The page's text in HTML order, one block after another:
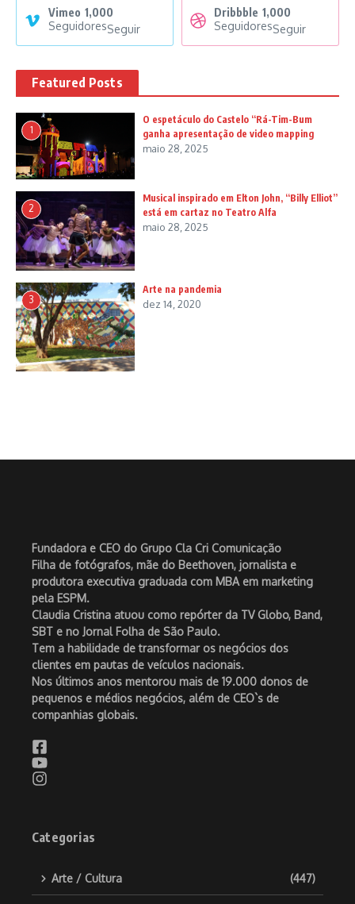
Vimeo 1,000
SeguidoresSeguir
Dribbble 1,000
SeguidoresSeguir
Featured Posts
1
O espetáculo do Castelo “Rá-Tim-Bum
ganha apresentação de video mapping
maio 28, 2025
2
Musical inspirado em Elton John, “Billy Elliot”
está em cartaz no Teatro Alfa
maio 28, 2025
3
Arte na pandemia
dez 14, 2020
Fundadora e CEO do Grupo Cla Cri Comunicação
Filha de fotógrafos, mãe do Beethoven, jornalista e
produtora executiva graduada com MBA em marketing
pela ESPM.
Claudia Cristina atuou como repórter da TV Globo, Band,
SBT e no Jornal Folha de São Paulo.
Tem a habilidade de transformar os negócios dos
clientes em pautas de veículos nacionais.
Nos últimos anos mentorou mais de 19.000 donos de
pequenos e médios negócios, além de CEO`s de
companhias globais.
Categorias
Arte / Cultura (447)